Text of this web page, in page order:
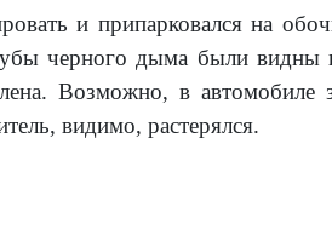
и припарковался на
черного дыма были видны
Возможно, в автомобиле
видимо, растерялся.